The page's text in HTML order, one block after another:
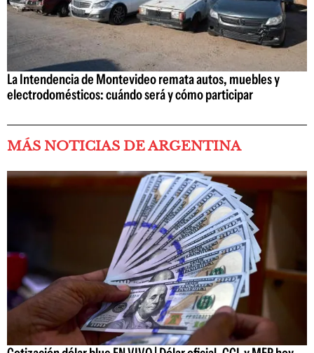
La Intendencia de Montevideo remata autos, muebles y
electrodomésticos: cuándo será y cómo participar
MÁS NOTICIAS DE ARGENTINA